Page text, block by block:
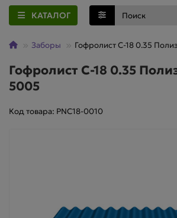
КАТАЛОГ
Заборы Гофролист С-18 0.35
Гофролист С-18 0.35
5005
Код товара: PNC18-0010